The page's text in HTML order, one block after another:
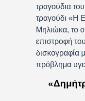
τραγούδια
τραγούδι «Η
Μηλιώκα, το
επιστροφή
δισκογραφία
πρόβλημα